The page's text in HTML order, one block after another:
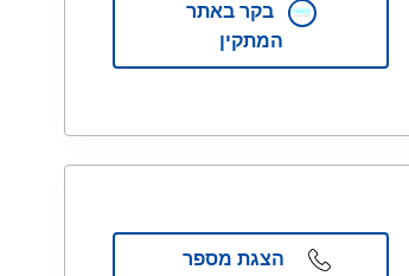
בקר באתר
המתקין
הצגת מספר